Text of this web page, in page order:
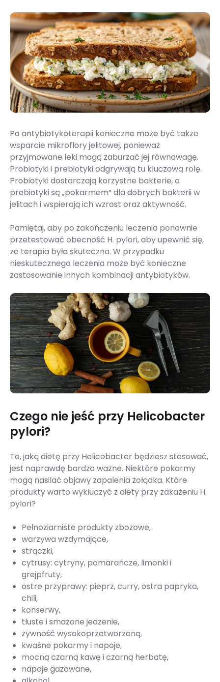
Po antybiotykoterapii konieczne może być także
wsparcie mikroflory jelitowej, ponieważ
przyjmowane leki mogą zaburzać jej równowagę.
Probiotyki i prebiotyki odgrywają tu kluczową rolę.
Probiotyki dostarczają korzystne bakterie, a
prebiotyki są „pokarmem” dla dobrych bakterii w
jelitach i wspierają ich wzrost oraz aktywność​​.
Pamiętaj, aby po zakończeniu leczenia ponownie
przetestować obecność H. pylori, aby upewnić się,
że terapia była skuteczna​​​​. W przypadku
nieskutecznego leczenia może być konieczne
zastosowanie innych kombinacji antybiotyków.
Czego nie jeść przy Helicobacter
pylori?
To, jaką dietę przy Helicobacter będziesz stosować,
jest naprawdę bardzo ważne. Niektóre pokarmy
mogą nasilać objawy zapalenia żołądka. Które
produkty warto wykluczyć z diety przy zakażeniu H.
pylori?
Pełnoziarniste produkty zbożowe,
warzywa wzdymające,
strączki,
cytrusy: cytryny, pomarańcze, limonki i
grejpfruty,
ostre przyprawy: pieprz, curry, ostra papryka,
chili,
konserwy,
tłuste i smażone jedzenie,
żywność wysokoprzetworzoną,
kwaśne pokarmy i napoje,
mocną czarną kawę i czarną herbatę,
napoje gazowane,